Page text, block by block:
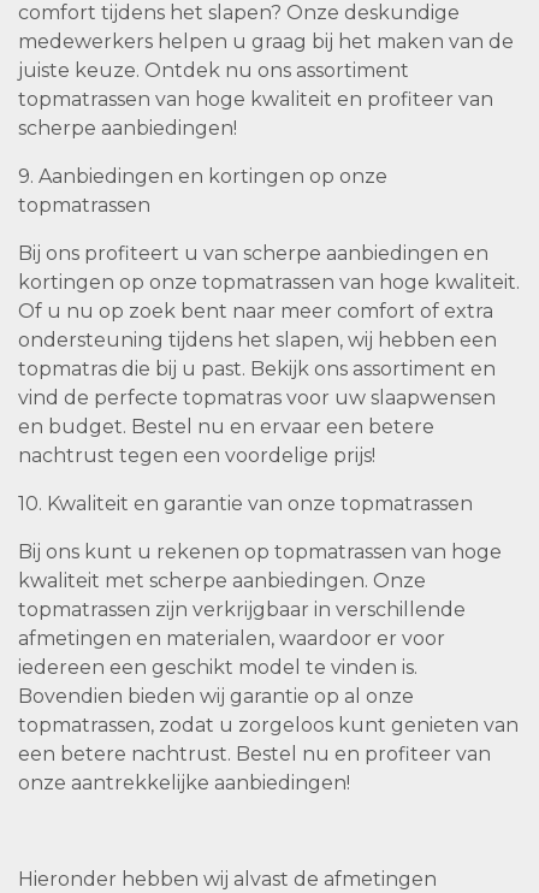
comfort tijdens het slapen? Onze deskundige
medewerkers helpen u graag bij het maken van de
juiste keuze. Ontdek nu ons assortiment
topmatrassen van hoge kwaliteit en profiteer van
scherpe aanbiedingen!
9. Aanbiedingen en kortingen op onze
topmatrassen
Bij ons profiteert u van scherpe aanbiedingen en
kortingen op onze topmatrassen van hoge kwaliteit.
Of u nu op zoek bent naar meer comfort of extra
ondersteuning tijdens het slapen, wij hebben een
topmatras die bij u past. Bekijk ons assortiment en
vind de perfecte topmatras voor uw slaapwensen
en budget. Bestel nu en ervaar een betere
nachtrust tegen een voordelige prijs!
10. Kwaliteit en garantie van onze topmatrassen
Bij ons kunt u rekenen op topmatrassen van hoge
kwaliteit met scherpe aanbiedingen. Onze
topmatrassen zijn verkrijgbaar in verschillende
afmetingen en materialen, waardoor er voor
iedereen een geschikt model te vinden is.
Bovendien bieden wij garantie op al onze
topmatrassen, zodat u zorgeloos kunt genieten van
een betere nachtrust. Bestel nu en profiteer van
onze aantrekkelijke aanbiedingen!
Hieronder hebben wij alvast de afmetingen